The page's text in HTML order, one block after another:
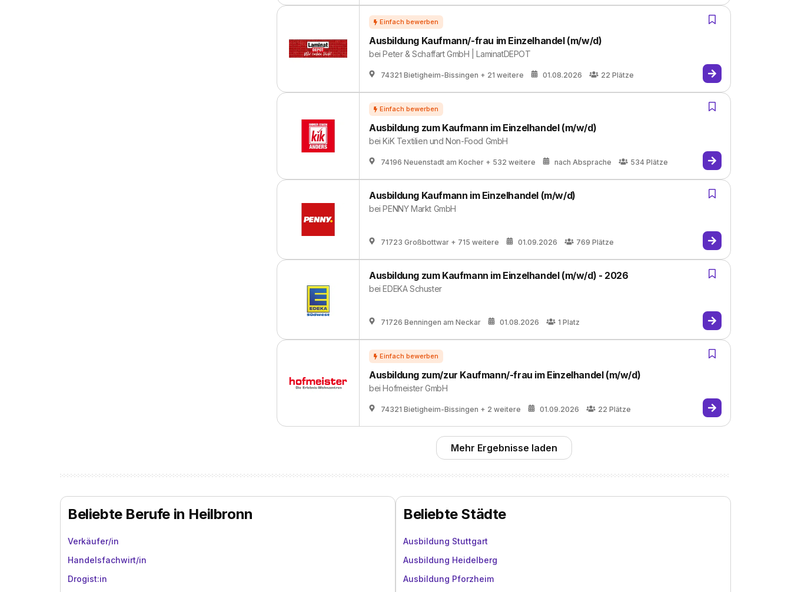
Ausbildung Kaufmann/-frau im Einzelhandel (m/w/d)
beiPeter & Schaffart GmbH | LaminatDEPOT
74321 Bietigheim-Bissingen + 21 weitere 01.08.2026 22 Plätze
Ausbildung zum Kaufmann im Einzelhandel (m/w/d)
beiKiK Textilien und Non-Food GmbH
74196 Neuenstadt am Kocher + 532 weitere nach Absprache 534 Plätze
Ausbildung Kaufmann im Einzelhandel (m/w/d)
beiPENNY Markt GmbH
71723 Großbottwar + 715 weitere 01.09.2026 769 Plätze
Ausbildung zum Kaufmann im Einzelhandel (m/w/d) - 2026
beiEDEKA Schuster
71726 Benningen am Neckar 01.08.2026 1 Platz
Ausbildung zum/zur Kaufmann/-frau im Einzelhandel (m/w/d)
beiHofmeister GmbH
74321 Bietigheim-Bissingen + 2 weitere 01.09.2026 22 Plätze
Mehr Ergebnisse laden
Beliebte Berufe in Heilbronn
Verkäufer/in
Handelsfachwirt/in
Drogist:in
Beliebte Städte
Ausbildung Stuttgart
Ausbildung Heidelberg
Ausbildung Pforzheim